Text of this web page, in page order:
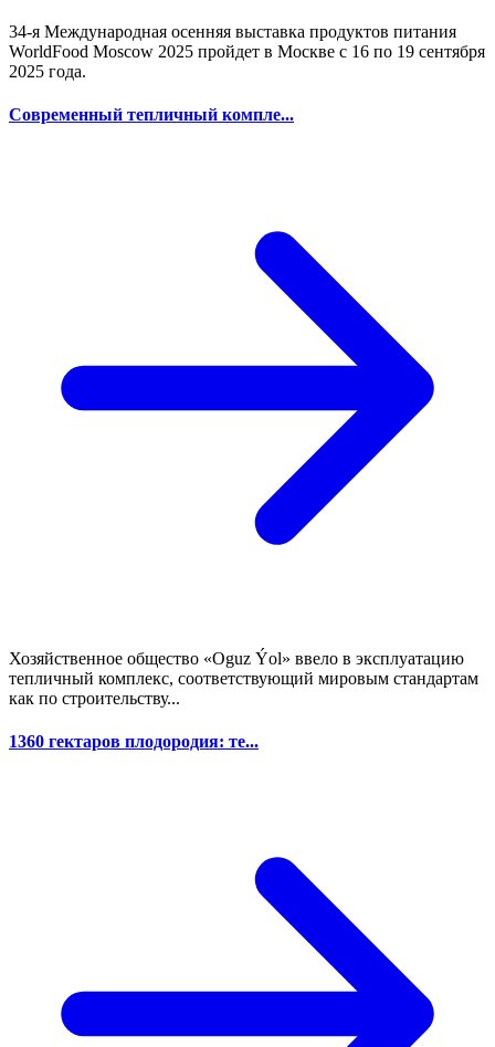
34-я Международная осенняя выставка продуктов питания
WorldFood Moscow 2025 пройдет в Москве с 16 по 19 сентября
2025 года.
Современный тепличный компле...
Хозяйственное общество «Oguz Ýol» ввело в эксплуатацию
тепличный комплекс, соответствующий мировым стандартам
как по строительству...
1360 гектаров плодородия: те...